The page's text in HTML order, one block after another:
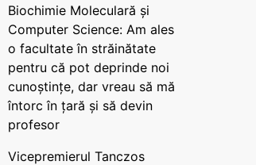
Biochimie Moleculară și
Computer Science: Am ales
o facultate în străinătate
pentru că pot deprinde noi
cunoștințe, dar vreau să mă
întorc în țară și să devin
profesor
Vicepremierul Tanczos